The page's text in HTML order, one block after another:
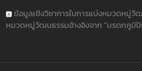
ข้อมูลเชิงวิชาการในการแบ่งหมวดหมู่วั
หมวดหมู่วัฒนธรรมอ้างอิงจาก “มรดกภู